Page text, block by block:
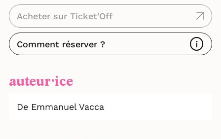
Acheter sur Ticket'Off
Comment réserver ?
auteur⸱ice
De Emmanuel Vacca